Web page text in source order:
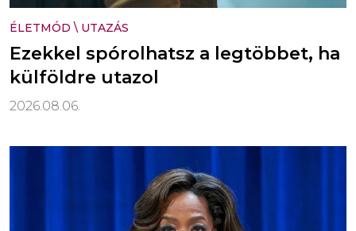
ÉLETMÓD \ UTAZÁS
Ezekkel spórolhatsz a legtöbbet, ha
külföldre utazol
2026.08.06.